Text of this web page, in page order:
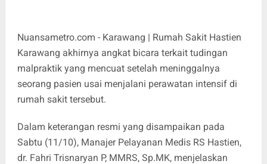
Nuansametro.com - Karawang | Rumah Sakit Hastien
Karawang akhirnya angkat bicara terkait tudingan
malpraktik yang mencuat setelah meninggalnya
seorang pasien usai menjalani perawatan intensif di
rumah sakit tersebut.
Dalam keterangan resmi yang disampaikan pada
Sabtu (11/10), Manajer Pelayanan Medis RS Hastien,
dr. Fahri Trisnaryan P, MMRS, Sp.MK, menjelaskan